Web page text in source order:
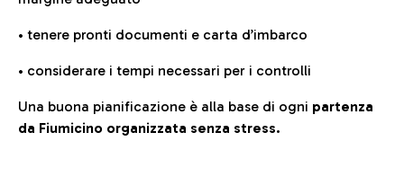
• tenere pronti documenti e carta d’imbarco
• considerare i tempi necessari per i controlli
Una buona pianificazione è alla base di ogni partenza
da Fiumicino organizzata senza stress.